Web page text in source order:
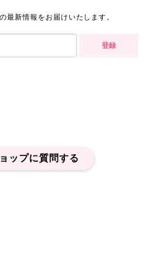
最新情報をお届けいたします。
登録
ップに質問する